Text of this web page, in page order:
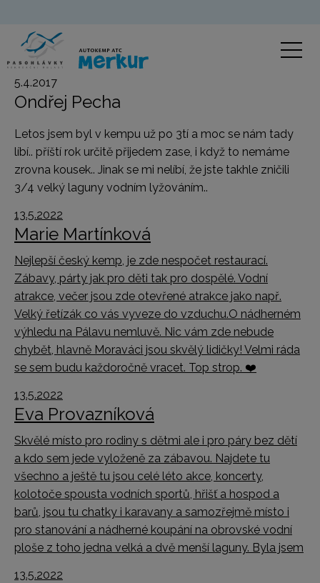
5.4.2017
Ondřej Pecha
Letos jsem byl v kempu už po 3tí a moc se nám tady
líbí.. příští rok určitě přijedem zase, i když to nemáme
zrovna kousek.. Jinak se mi nelíbí, že jste takhle zničili
3/4 velký laguny vodním lyžováním..
13.5.2022
Marie Martínková
Nejlepší český kemp, je zde nespočet restaurací.
Zábavy, párty jak pro děti tak pro dospělé. Vodní
atrakce, večer jsou zde otevřené atrakce jako např.
Velký řetízák co vás vyveze do vzduchu.O nádherném
výhledu na Pálavu nemluvě. Nic vám zde nebude
chybět, hlavně Moraváci jsou skvělý lidičky! Velmi ráda
se sem budu každoročně vracet. Top strop. ❤️
13.5.2022
Eva Provazníková
Skvělé místo pro rodiny s dětmi ale i pro páry bez dětí
a kdo sem jede vyloženě za zábavou. Najdete tu
všechno a ještě tu jsou celé léto akce, koncerty,
kolotoče spousta vodních sportů, hřišť a hospod a
barů, jsou tu chatky i karavany a samozřejmě místo i
pro stanování a nádherné koupání na obrovské vodní
ploše z toho jedna velká a dvě menší laguny. Byla jsem
13.5.2022